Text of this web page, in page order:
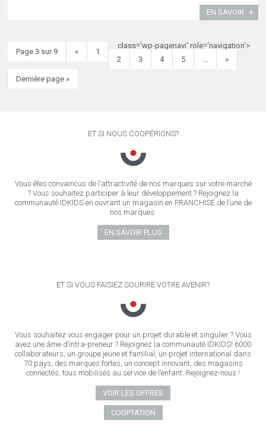
EN SAVOIR
class='wp-pagenavi' role='navigation'>
Page 3 sur 9 «
1
2
3 4 5 ... »
Dernière page »
ET SI NOUS COOPÉRIONS?
Vous êtes convaincus de l’attractivité de nos marques sur votre marché
? Vous souhaitez participer à leur développement ? Rejoignez la
communauté IDKIDS en ouvrant un magasin en FRANCHISE de l’une de
nos marques.
EN SAVOIR PLUS
ET SI VOUS FAISIEZ SOURIRE VOTRE AVENIR?
Vous souhaitez vous engager pour un projet durable et singulier ? Vous
avez une âme d’intra-preneur ? Rejoignez la communauté IDKIDS! 6000
collaborateurs, un groupe jeune et familial, un projet international dans
70 pays, des marques fortes, un concept innovant, des magasins
connectés, tous mobilisés au service de l’enfant. Rejoignez-nous !
VOIR LES OFFRES
COOPTATION